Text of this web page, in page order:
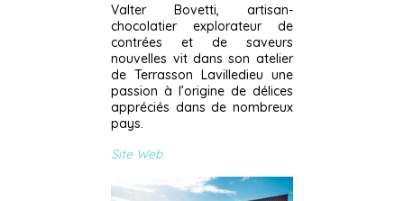
Valter Bovetti, artisan-
chocolatier explorateur de
contrées et de saveurs
nouvelles vit dans son atelier
de Terrasson Lavilledieu une
passion à l’origine de délices
appréciés dans de nombreux
pays.
Site Web